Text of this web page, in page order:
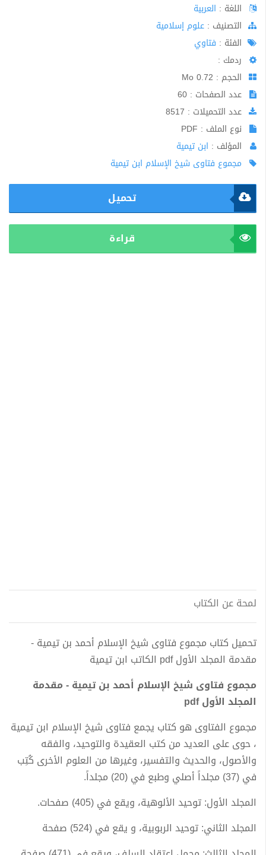
اللغة : العربية
اﻟﺘﺼﻨﻴﻒ : علوم إسلامية
الفئة : فتاوي
ردمك :
الحجم : 0.72 Mo
عدد الصفحات : 60
عدد التحميلات : 8517
نوع الملف : PDF
المؤلف : ابن تيمية
مجموع فتاوى شيخ الإسلام ابن تيمية
تحميل
قراءة
لمحة عن الكتاب
تحميل كتاب مجموع فتاوى شيخ الإسلام أحمد بن تيمية -
مقدمة المجلد الأول pdf الكاتب ابن تيمية
مجموع فتاوى شيخ الإسلام أحمد بن تيمية - مقدمة
المجلد الأول pdf
مجموع الفتاوى هو كتاب يجمع فتاوى شيخ الإسلام ابن تيمية
، حوى على العديد من كتب العقيدة والتوحيد، والفقه
والأصول، والحديث والتفسير، وغيرها من العلوم الأخرى كُتِب
في (37) مجلداً أصلي وطبع في (20) مجلداً.
المجلد الأول: توحيد الألوهية، ويقع في (405) صفحات.
المجلد الثاني: توحيد الربوبية، و يقع في (524) صفحة